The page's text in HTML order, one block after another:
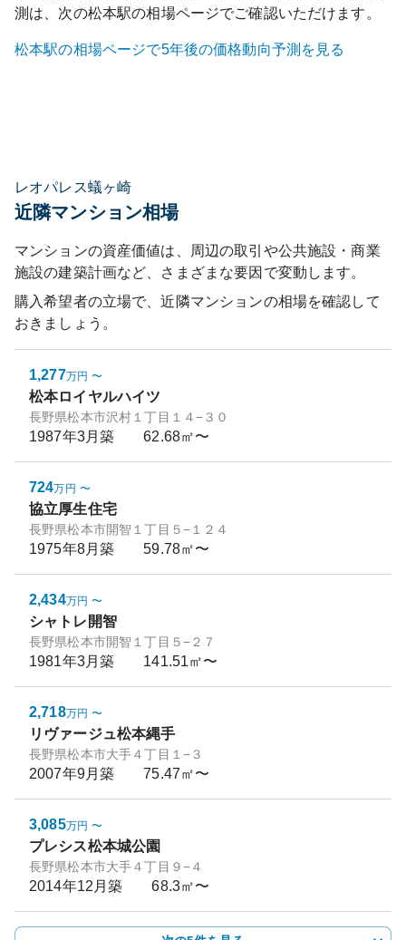
測は、次の松本駅の相場ページでご確認いただけます。
松本駅の相場ページで5年後の価格動向予測を見る
レオパレス蟻ヶ崎
近隣マンション相場
マンションの資産価値は、周辺の取引や公共施設・商業
施設の建築計画など、さまざまな要因で変動します。
購入希望者の立場で、近隣マンションの相場を確認して
おきましょう。
1,277万円 〜
松本ロイヤルハイツ
長野県松本市沢村１丁目１４−３０
1987年3月築 62.68㎡〜
724万円 〜
協立厚生住宅
長野県松本市開智１丁目５−１２４
1975年8月築 59.78㎡〜
2,434万円 〜
シャトレ開智
長野県松本市開智１丁目５−２７
1981年3月築 141.51㎡〜
2,718万円 〜
リヴァージュ松本縄手
長野県松本市大手４丁目１−３
2007年9月築 75.47㎡〜
3,085万円 〜
プレシス松本城公園
長野県松本市大手４丁目９−４
2014年12月築 68.3㎡〜